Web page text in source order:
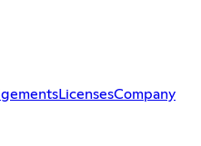
LicensesCompany